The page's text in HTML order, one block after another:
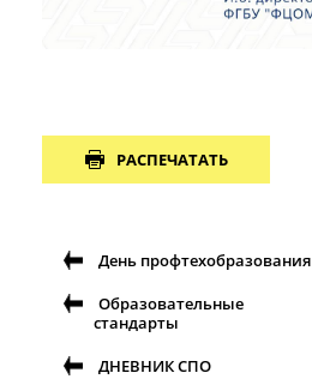
РАСПЕЧАТАТЬ
День профтехобразования
Образовательные
стандарты
ДНЕВНИК СПО